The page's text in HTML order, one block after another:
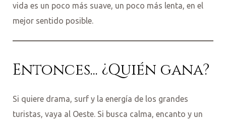
vida es un poco más suave, un poco más lenta, en el
mejor sentido posible.
Entonces... ¿Quién gana?
Si quiere drama, surf y la energía de los grandes
turistas, vaya al Oeste. Si busca calma, encanto y un